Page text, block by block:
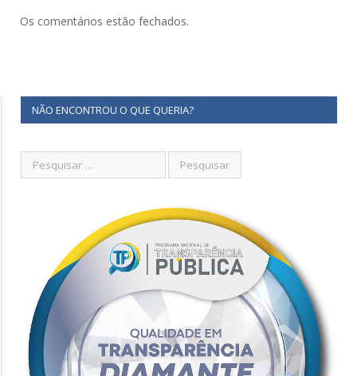
Os comentários estão fechados.
NÃO ENCONTROU O QUE QUERIA?